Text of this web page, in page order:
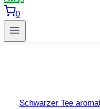
0
Schwarzer Tee